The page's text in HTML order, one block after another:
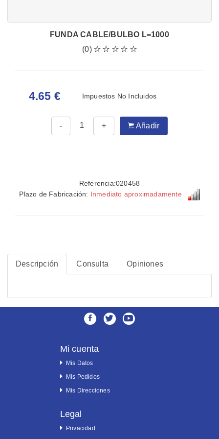
FUNDA CABLE/BULBO L=1000
(0)
4.65 € Impuestos No Incluidos
- + Añadir
Referencia:020458
Plazo de Fabricación: Inmediato aproximadamente
Descripción Consulta Opiniones
Mi cuenta
Mis Datos
Mis Pedidos
Mis Direcciones
Legal
Privacidad